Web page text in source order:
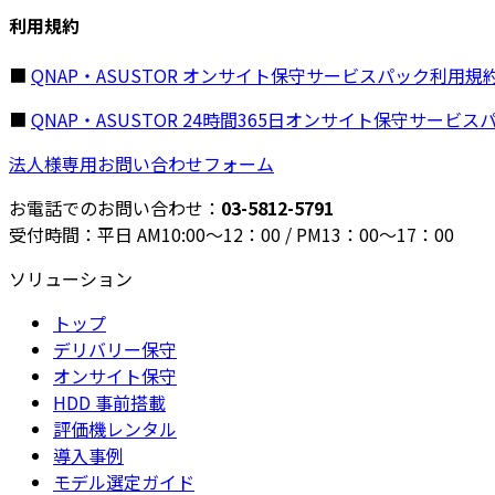
利用規約
■ QNAP・ASUSTOR オンサイト保守サービスパック利用規
■ QNAP・ASUSTOR 24時間365日オンサイト保守サービス
法人様専用お問い合わせフォーム
お電話でのお問い合わせ： 03-5812-5791
受付時間：平日 AM10:00～12：00 / PM13：00～17：00
ソリューション
トップ
デリバリー保守
オンサイト保守
HDD 事前搭載
評価機レンタル
導入事例
モデル選定ガイド